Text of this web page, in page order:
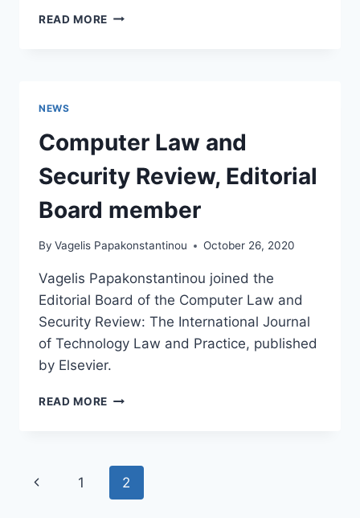
READ MORE «ΑΝΑΦΟΡΆ
ΆΔΩΝΙ
ΓΕΩΡΓΙΆΔΗ
ΣΕ
ΚΕΊΜΕΝΌ
ΓΙΑ
ΟΡΓΑΝΙΣΜΌ
ΙΔΙΟΚΤΗΣΊΑΣ»
NEWS
Computer Law and
Security Review, Editorial
Board member
By Vagelis Papakonstantinou October 26, 2020
Vagelis Papakonstantinou joined the
Editorial Board of the Computer Law and
Security Review: The International Journal
of Technology Law and Practice, published
by Elsevier.
READ MORE COMPUTER
REVIEW,
EDITORIAL
BOARD
Page
Previous
1 2